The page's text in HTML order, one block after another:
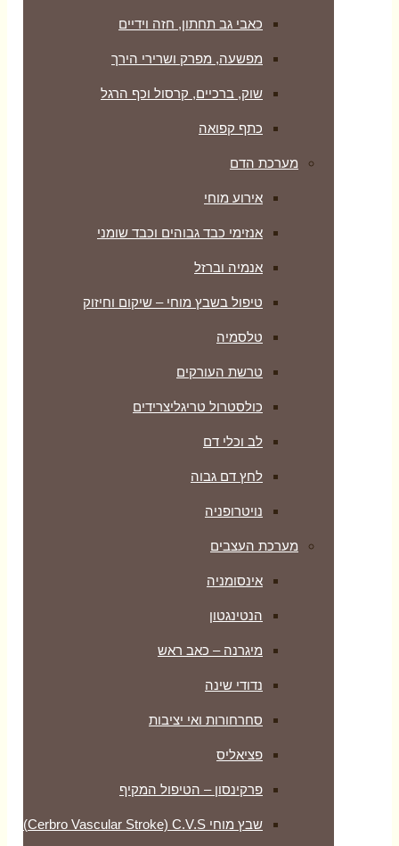
כאבי גב תחתון, חזה וידיים
מפשעה, מפרק ושרירי הירך
שוק, ברכיים, קרסול וכף הרגל
כתף קפואה
מערכת הדם
אירוע מוחי
אנזימי כבד גבוהים וכבד שומני
אנמיה וברזל
טיפול בשבץ מוחי – שיקום וחיזוק
טלסמיה
טרשת העורקים
כולסטרול טריגליצרידים
לב וכלי דם
לחץ דם גבוה
נויטרופניה
מערכת העצבים
אינסומניה
הנטינגטון
מיגרנה – כאב ראש
נדודי שינה
סחרחורות ואי יציבות
פציאליס
פרקינסון – הטיפול המקיף
שבץ מוחי Cerbro Vascular Stroke) C.V.S)